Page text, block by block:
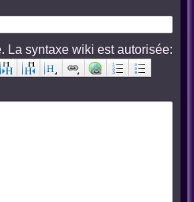
La syntaxe wiki est autorisée: